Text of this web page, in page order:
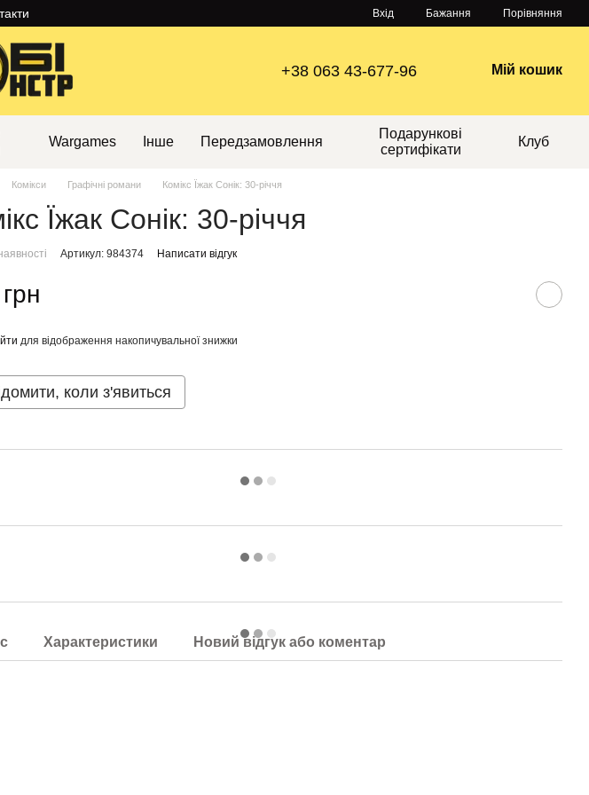
Вхід Бажання Порівняння
+38 063 43-677-96 Мій кошик
Wargames Інше Передзамовлення
Подарункові
сертифікати
Клуб
Комікси Графічні романи Комікс Їжак Сонік: 30-річчя
Їжак Сонік: 30-річчя
Артикул: 984374 Написати відгук
для відображення накопичувальної знижки
коли з'явиться
Характеристики Новий відгук або коментар